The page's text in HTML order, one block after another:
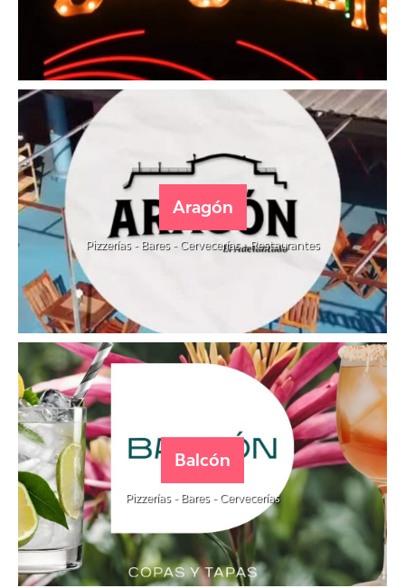
Aragón
Pizzerías - Bares - Cervecerías - Restaurantes
Balcón
Pizzerías - Bares - Cervecerías